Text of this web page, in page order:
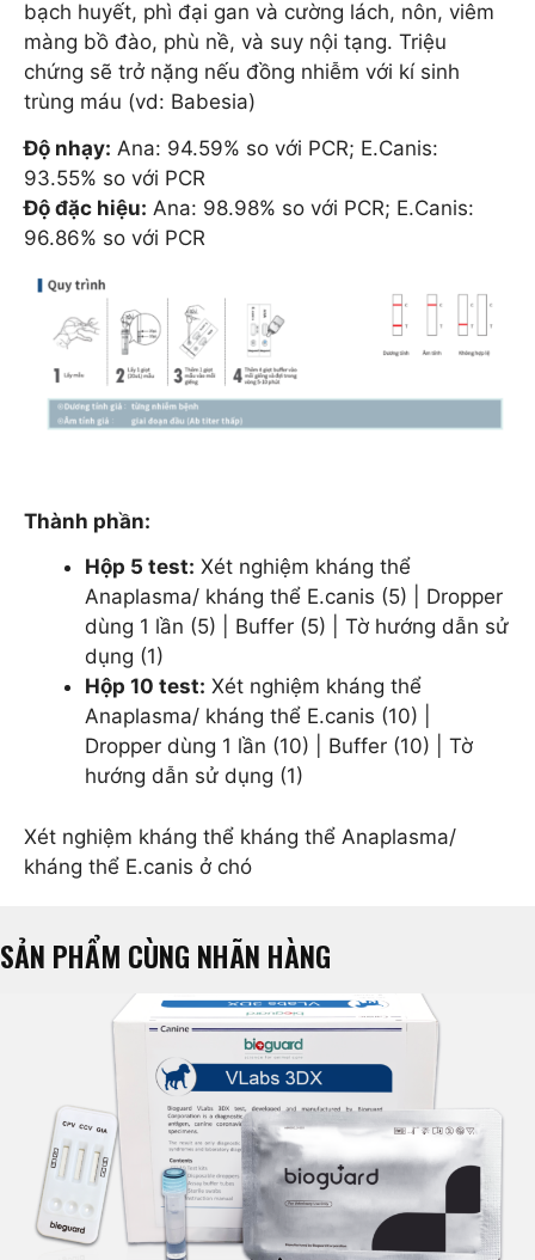
bạch huyết, phì đại gan và cường lách, nôn, viêm
màng bồ đào, phù nề, và suy nội tạng. Triệu
chứng sẽ trở nặng nếu đồng nhiễm với kí sinh
trùng máu (vd: Babesia)
Độ nhạy: Ana: 94.59% so với PCR; E.Canis:
93.55% so với PCR
Độ đặc hiệu: Ana: 98.98% so với PCR; E.Canis:
96.86% so với PCR
Thành phần:
Hộp 5 test: Xét nghiệm kháng thể
Anaplasma/ kháng thể E.canis (5) | Dropper
dùng 1 lần (5) | Buffer (5) | Tờ hướng dẫn sử
dụng (1)
Hộp 10 test: Xét nghiệm kháng thể
Anaplasma/ kháng thể E.canis (10) |
Dropper dùng 1 lần (10) | Buffer (10) | Tờ
hướng dẫn sử dụng (1)
Xét nghiệm kháng thể kháng thể Anaplasma/
kháng thể E.canis ở chó
SẢN PHẨM CÙNG NHÃN HÀNG